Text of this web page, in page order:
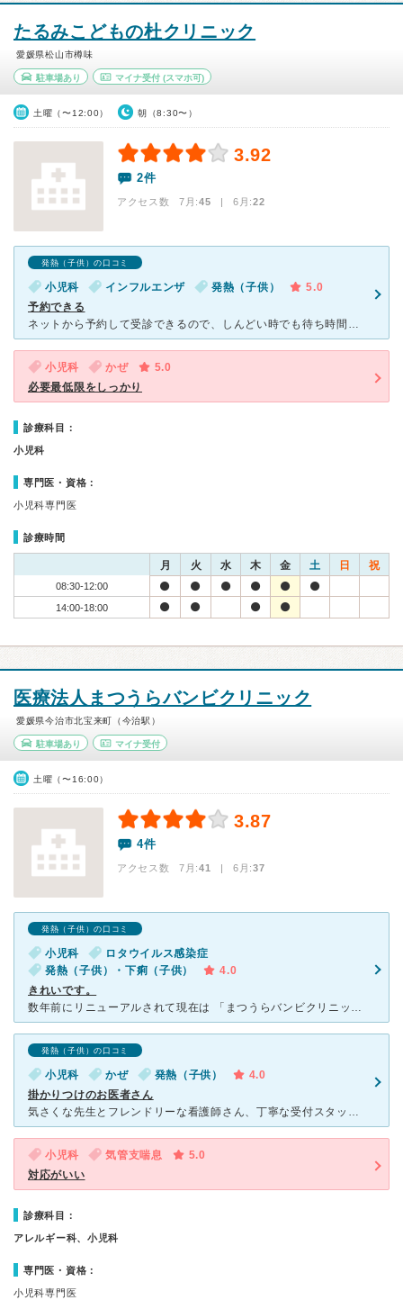
たるみこどもの杜クリニック
愛媛県松山市樽味
駐車場あり マイナ受付(スマホ可)
土曜（〜12:00） 朝（8:30〜）
3.92
2件
アクセス数 7月:45 | 6月:22
発熱（子供）の口コミ
小児科 インフルエンザ 発熱（子供）
5.0
予約できる
ネットから予約して受診できるので、しんどい時でも待ち時間が少ないです。車で待機も出来ますし、予約番号確認し待ち時間も確認出来ます。 呼び出しも電話でして頂けるので助かります。 インフルエンザ多くて
小児科 かぜ
5.0
必要最低限をしっかり
診療科目：
小児科
専門医・資格：
小児科専門医
診療時間
月 火 水 木 金 土 日 祝
08:30-12:00
14:00-18:00
医療法人まつうらバンビクリニック
愛媛県今治市北宝来町（今治駅）
駐車場あり マイナ受付
土曜（〜16:00）
3.87
4件
アクセス数 7月:41 | 6月:37
発熱（子供）の口コミ
小児科
ロタウイルス感染症
発熱（子供）・下痢（子供）
4.0
きれいです。
数年前にリニューアルされて現在は 「まつうらバンビクリニック」になっているかと思います。 以前は昔からある小児科という感じで 先生もおじいちゃん先生でしたが 新しくなって建物も明るく可愛い感じ
発熱（子供）の口コミ
小児科 かぜ 発熱（子供）
4.0
掛かりつけのお医者さん
気さくな先生とフレンドリーな看護師さん、丁寧な受付スタッフの皆さんと明るいクリニックです。 疑問に思ったことは臆さず聞ける雰囲気の先生にはいつも色々と教えて頂いています。看護師さんも患者さんはたくさ
小児科 気管支喘息
5.0
対応がいい
診療科目：
アレルギー科、小児科
専門医・資格：
小児科専門医